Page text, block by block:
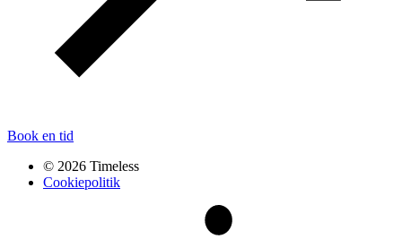
Book en tid
© 2026 Timeless
Cookiepolitik